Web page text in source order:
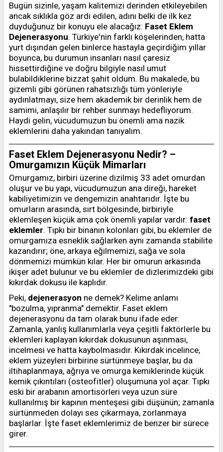
Bugün sizinle, yaşam kalitemizi derinden etkileyebilen
ancak sıklıkla göz ardı edilen, adını belki de ilk kez
duyduğunuz bir konuyu ele alacağız: Faset Eklem
Dejenerasyonu. Türkiye'nin farklı köşelerinden, hatta
yurt dışından gelen binlerce hastayla geçirdiğim yıllar
boyunca, bu durumun insanları nasıl çaresiz
hissettirdiğine ve doğru bilgiyle nasıl umut
bulabildiklerine bizzat şahit oldum. Bu makalede, bu
gizemli gibi görünen rahatsızlığı tüm yönleriyle
aydınlatmayı, size hem akademik bir derinlik hem de
samimi, anlaşılır bir rehber sunmayı hedefliyorum.
Haydi gelin, vücudumuzun bu önemli ama nazik
eklemlerini daha yakından tanıyalım.
Faset Eklem Dejenerasyonu Nedir? –
Omurgamızın Küçük Mimarları
Omurgamız, birbiri üzerine dizilmiş 33 adet omurdan
oluşur ve bu yapı, vücudumuzun ana direği, hareket
kabiliyetimizin ve dengemizin anahtarıdır. İşte bu
omurların arasında, sırt bölgesinde, birbiriyle
eklemleşen küçük ama çok önemli yapılar vardır: faset
eklemler. Tıpkı bir binanın kolonları gibi, bu eklemler de
omurgamıza esneklik sağlarken aynı zamanda stabilite
kazandırır; öne, arkaya eğilmemizi, sağa ve sola
dönmemizi mümkün kılar. Her bir omurun arkasında
ikişer adet bulunur ve bu eklemler de dizlerimizdeki gibi
kıkırdak dokusu ile kaplıdır.
Peki, dejenerasyon ne demek? Kelime anlamı
"bozulma, yıpranma" demektir. Faset eklem
dejenerasyonu da tam olarak bunu ifade eder:
Zamanla, yanlış kullanımlarla veya çeşitli faktörlerle bu
eklemleri kaplayan kıkırdak dokusunun aşınması,
incelmesi ve hatta kaybolmasıdır. Kıkırdak incelince,
eklem yüzeyleri birbirine sürtünmeye başlar, bu da
iltihaplanmaya, ağrıya ve omurga kemiklerinde küçük
kemik çıkıntıları (osteofitler) oluşumuna yol açar. Tıpkı
eski bir arabanın amortisörleri veya uzun süre
kullanılmış bir kapının menteşesi gibi düşünün; zamanla
sürtünmeden dolayı ses çıkarmaya, zorlanmaya
başlarlar. İşte faset eklemlerimiz de benzer bir sürece
girer.